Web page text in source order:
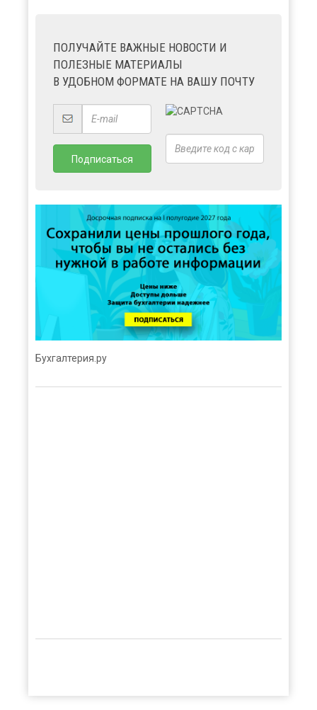
ПОЛУЧАЙТЕ ВАЖНЫЕ НОВОСТИ И
ПОЛЕЗНЫЕ МАТЕРИАЛЫ
В УДОБНОМ ФОРМАТЕ НА ВАШУ ПОЧТУ
Бухгалтерия.ру